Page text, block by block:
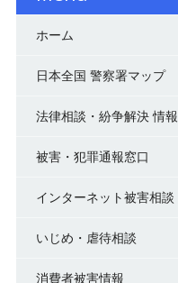
ホーム
日本全国 警察署マップ
法律相談・紛争解決 情報
被害・犯罪通報窓口
インターネット被害相談
いじめ・虐待相談
消費者被害情報